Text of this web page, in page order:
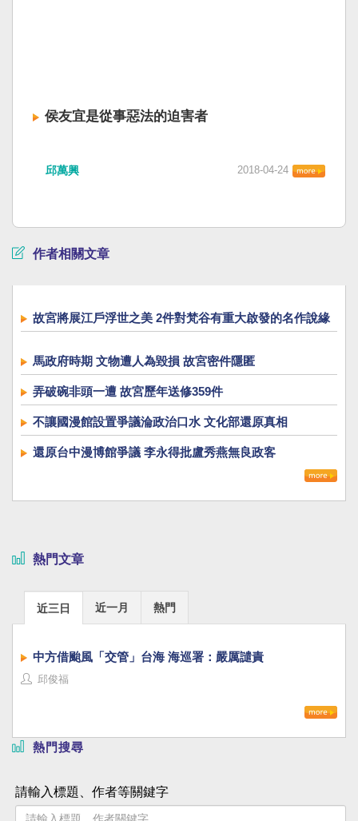
侯友宜是從事惡法的迫害者
邱萬興 2018-04-24
作者相關文章
故宮將展江戶浮世之美 2件對梵谷有重大啟發的名作說緣
由
馬政府時期 文物遭人為毀損 故宮密件隱匿
弄破碗非頭一遭 故宮歷年送修359件
不讓國漫館設置爭議淪政治口水 文化部還原真相
還原台中漫博館爭議 李永得批盧秀燕無良政客
熱門文章
近三日 近一月 熱門
中方借颱風「交管」台海 海巡署：嚴厲譴責
邱俊福
熱門搜尋
請輸入標題、作者等關鍵字